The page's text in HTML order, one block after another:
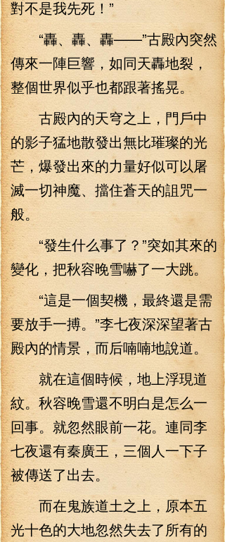
對不是我先死！”
“轟、轟、轟——”古殿內突然
傳來一陣巨響，如同天轟地裂，
整個世界似乎也都跟著搖晃。
古殿內的天穹之上，門戶中
的影子猛地散發出無比璀璨的光
芒，爆發出來的力量好似可以屠
滅一切神魔、擋住蒼天的詛咒一
般。
“發生什么事了？”突如其來的
變化，把秋容晚雪嚇了一大跳。
“這是一個契機，最終還是需
要放手一搏。”李七夜深深望著古
殿內的情景，而后喃喃地說道。
就在這個時候，地上浮現道
紋。秋容晚雪還不明白是怎么一
回事。就忽然眼前一花。連同李
七夜還有秦廣王，三個人一下子
被傳送了出去。
而在鬼族道土之上，原本五
光十色的大地忽然失去了所有的